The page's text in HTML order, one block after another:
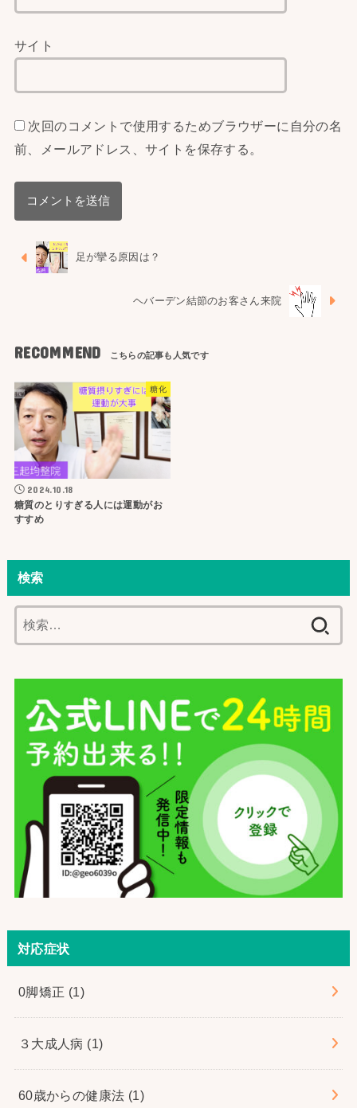
サイト
次回のコメントで使用するためブラウザーに自分の名
前、メールアドレス、サイトを保存する。
足が攣る原因は？
ヘバーデン結節のお客さん来院
RECOMMEND
糖化
2024.10.18
糖質のとりすぎる人には運動がお
すすめ
検索
索:
対応症状
0脚矯正 (1)
３大成人病 (1)
60歳からの健康法 (1)